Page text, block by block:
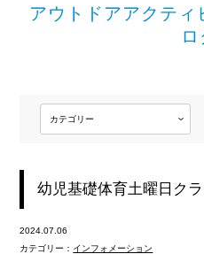
アウトドアアクテ
幼児基礎体育土曜日ク
2024.07.06
カテゴリー： インフォメーション